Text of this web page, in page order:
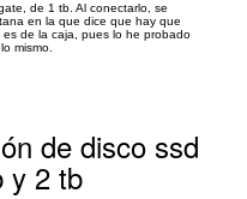
de 1 tb. Al conectarlo, se
en la que dice que hay que
de la caja, pues lo he probado
mismo.
de disco ssd
y 2 tb